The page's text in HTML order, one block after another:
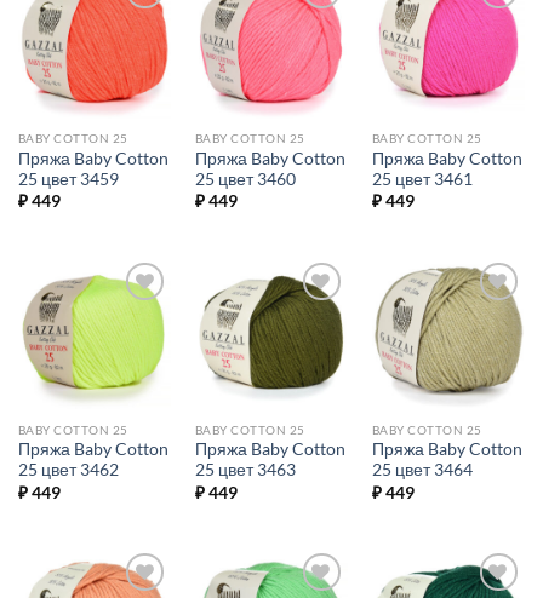
Добавить в
избранное.
BABY COTTON 25
Пряжа Baby Cotton
25 цвет 3459
₽449
Добавить в
избранное.
BABY COTTON 25
Пряжа Baby Cotton
25 цвет 3460
₽449
Добавить в
избранное.
BABY COTTON 25
Пряжа Baby Cotton
25 цвет 3461
₽449
Добавить в
избранное.
BABY COTTON 25
Пряжа Baby Cotton
25 цвет 3462
₽449
Добавить в
избранное.
BABY COTTON 25
Пряжа Baby Cotton
25 цвет 3463
₽449
Добавить в
избранное.
BABY COTTON 25
Пряжа Baby Cotton
25 цвет 3464
₽449